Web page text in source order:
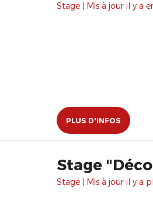
Stage | Mis à jour il y a
PLUS D'INFOS
Stage
Stage | Mis à jour il y a